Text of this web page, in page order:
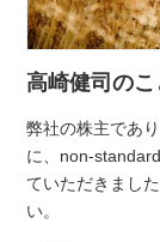
高崎健司のこ
弊社の株主であ
に、non-
ていただきまし
い。